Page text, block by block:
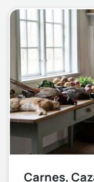
Carnes,